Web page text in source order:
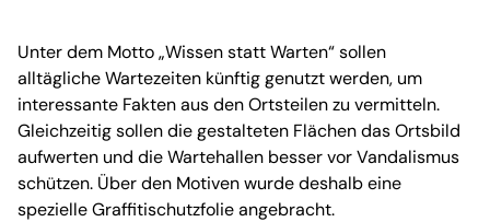
Unter dem Motto „Wissen statt Warten“ sollen
alltägliche Wartezeiten künftig genutzt werden, um
interessante Fakten aus den Ortsteilen zu vermitteln.
Gleichzeitig sollen die gestalteten Flächen das Ortsbild
aufwerten und die Wartehallen besser vor Vandalismus
schützen. Über den Motiven wurde deshalb eine
spezielle Graffitischutzfolie angebracht.